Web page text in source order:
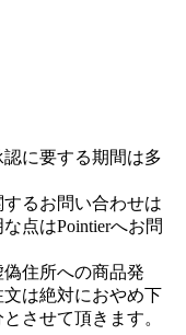
に要する期間は多
るお問い合わせは
点はPointierへお問
住所への商品発
は絶対におやめ下
させて頂きます。